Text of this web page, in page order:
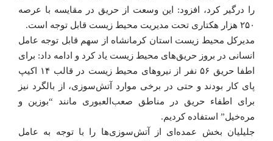
را درگیر کرد، افزود: این وسعت از حریق در مقایسه با عرصه
۲۵۰ هزار هکتاری تحت مدیریت محیط زیست قابل توجه است.
مدیرکل محیط زیست استان کرمانشاه از سهم قابل توجه عامل
انسانی در بروز حریق‌های محیط زیست یاد کرد و ادامه داد: برای
اطفا حریق ۵۶ نفر از نیروهای محیط زیست در قالب ۱۴ اکیپ
پای کار بودند و حتی در برخی موارد آتش‌سوزی‌، از بالگرد نیز
برای اطفاء حریق در مناطق صعب‌العبوری مانند “بوزین و
مره‌خیل” استفاده کردیم.
جلیلیان بخش عمده‌ای از آتش‌سوزی‌ها را با توجه به عامل